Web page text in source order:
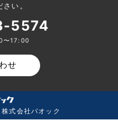
い。
5574
〜17:00
せ
会社パオック